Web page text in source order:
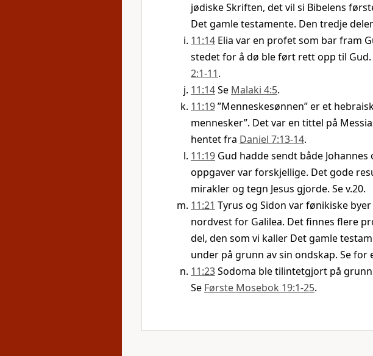
jødiske Skriften, det vil si Bibelens
Det gamle testamente. Den tredje
11:14 Elia var en profet som bar fram
stedet for å dø ble ført rett opp til Gud.
2:1-11.
11:14Se Malaki 4:5.
11:19”Menneskesønnen” er et
mennesker”. Det var en tittel på
hentet fra Daniel 7:13-14.
11:19 Gud hadde sendt både Johannes
oppgaver var forskjellige. Det gode
mirakler og tegn Jesus gjorde. Se v.20.
11:21 Tyrus og Sidon var fønikiske
nordvest for Galilea. Det finnes flere
del, den som vi kaller Det gamle
under på grunn av sin ondskap. Se for
11:23Sodoma ble tilintetgjort på
Se Første Mosebok 19:1-25.